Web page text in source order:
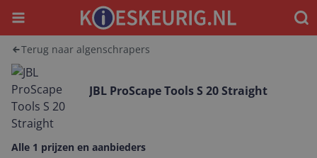
Menu
Terug naar algenschrapers
JBL ProScape Tools S 20 Straight
Alle 1 prijzen en aanbieders